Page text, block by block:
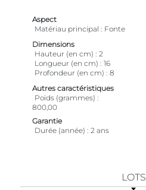
Aspect
Matériau principal
Fonte
Dimensions
Hauteur (en cm)
2
Longueur (en cm)
16
Profondeur (en cm)
8
Autres caractéristiques
Poids (grammes)
800,00
Garantie
Durée (année)
2 ans
LOTS